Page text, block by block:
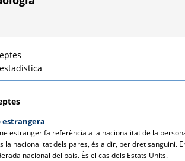
estrangera
estranger fa referència a la nacionalitat de la
la nacionalitat dels pares, és a dir, per dret sanguini.
nacional del país. És el cas dels Estats Units.